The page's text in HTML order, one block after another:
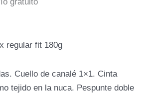
regular fit 180g
Cuello de canalé 1×1. Cinta
tejido en la nuca. Pespunte doble